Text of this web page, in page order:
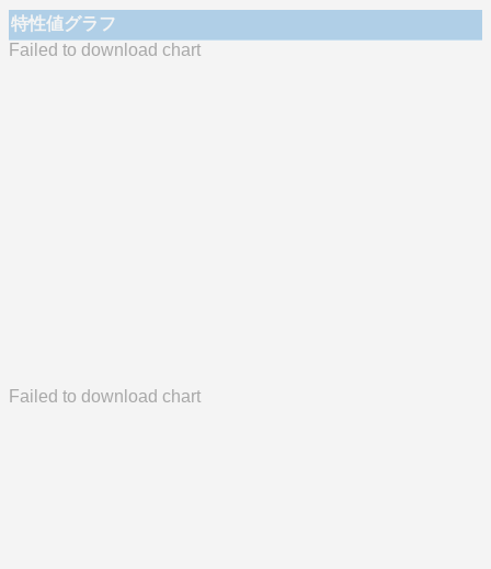
特性値グラフ
Failed to download chart
Failed to download chart